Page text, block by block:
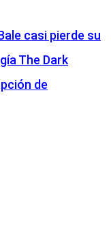
casi pierde su
The Dark
de